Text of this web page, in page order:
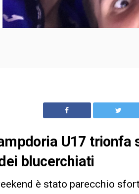
U17 trionfa
blucerchiati
è stato parecchio